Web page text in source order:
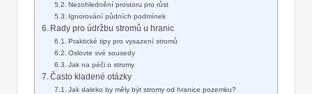
Nezohlednění prostoru pro růst
Ignorování půdních podmínek
Rady pro údržbu stromů u hranic
Praktické tipy pro vysazení stromů
Oslovte své sousedy
Jak na péči o stromy
Často kladené otázky
Jak daleko by měly být stromy od hranice pozemku?